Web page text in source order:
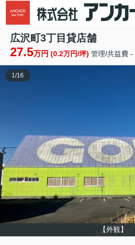
広沢町3丁目貸店舗
27.5万円 (0.2万円/坪) 管理/共益費 -
【外観】
1/16